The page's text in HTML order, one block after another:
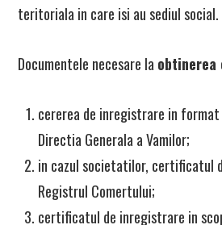
teritoriala in care isi au sediul social.
Documentele necesare la obtinerea
cererea de inregistrare in format
Directia Generala a Vamilor;
in cazul societatilor, certificatul
Registrul Comertului;
certificatul de inregistrare in